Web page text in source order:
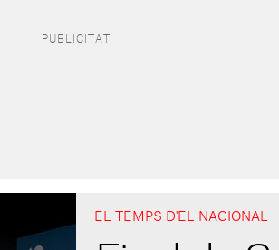
EL TEMPS D'EL NACIONAL